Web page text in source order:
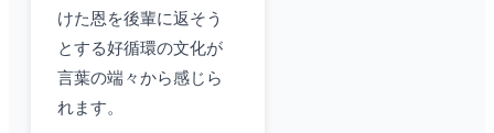
けた恩を後輩に返そう
とする好循環の文化が
言葉の端々から感じら
れます。